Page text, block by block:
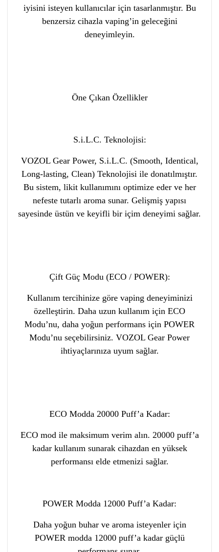
iyisini isteyen kullanıcılar için tasarlanmıştır. Bu
benzersiz cihazla vaping’in geleceğini
deneyimleyin.
Öne Çıkan Özellikler
S.i.L.C. Teknolojisi:
VOZOL Gear Power, S.i.L.C. (Smooth, Identical,
Long-lasting, Clean) Teknolojisi ile donatılmıştır.
Bu sistem, likit kullanımını optimize eder ve her
nefeste tutarlı aroma sunar. Gelişmiş yapısı
sayesinde üstün ve keyifli bir içim deneyimi sağlar.
Çift Güç Modu (ECO / POWER):
Kullanım tercihinize göre vaping deneyiminizi
özelleştirin. Daha uzun kullanım için ECO
Modu’nu, daha yoğun performans için POWER
Modu’nu seçebilirsiniz. VOZOL Gear Power
ihtiyaçlarınıza uyum sağlar.
ECO Modda 20000 Puff’a Kadar:
ECO mod ile maksimum verim alın. 20000 puff’a
kadar kullanım sunarak cihazdan en yüksek
performansı elde etmenizi sağlar.
POWER Modda 12000 Puff’a Kadar:
Daha yoğun buhar ve aroma isteyenler için
POWER modda 12000 puff’a kadar güçlü